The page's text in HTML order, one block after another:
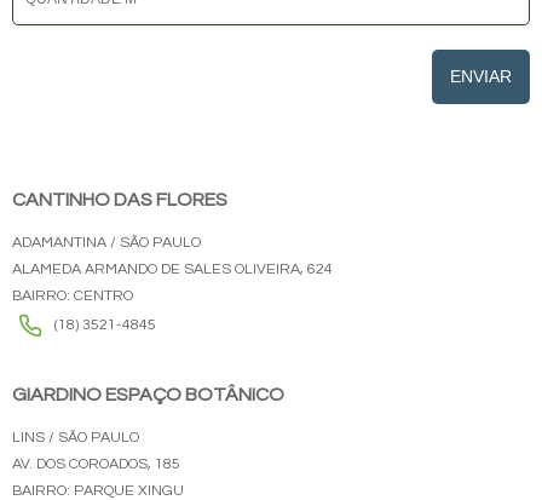
ENVIAR
CANTINHO DAS FLORES
ADAMANTINA / SÃO PAULO
ALAMEDA ARMANDO DE SALES OLIVEIRA, 624
BAIRRO: CENTRO
(18) 3521-4845
GIARDINO ESPAÇO BOTÂNICO
LINS / SÃO PAULO
AV. DOS COROADOS, 185
BAIRRO: PARQUE XINGU